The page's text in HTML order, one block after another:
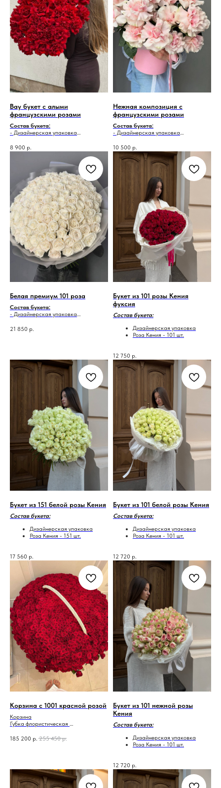
Вау букет с алыми
французскими розами
Состав букета:
- Дизайнерская упаковка
8 900 р.
Нежная композиция с
французскими розами
Состав букета:
- Дизайнерская упаковка
- Флористическая губка (оазис)
- Французская роза - 25 шт.
10 500 р.
Белая премиум 101 роза
Состав букета:
- Дизайнерская упаковка
21 850 р.
Букет из 101 розы Кения
фуксия
Состав букета:
Дизайнерская упаковка
Роза Кения - 101 шт.
12 750 р.
Букет из 151 белой розы Кения
Состав букета:
Дизайнерская упаковка
Роза Кения - 151 шт.
17 560 р.
Букет из 101 белой розы Кения
Состав букета:
Дизайнерская упаковка
Роза Кения - 101 шт.
12 720 р.
Корзина с 1001 красной розой
Корзина
Губка флористическая
185 200 р. 255 450 р.
Букет из 101 нежной розы
Кения
Состав букета:
Дизайнерская упаковка
Роза Кения - 101 шт.
12 720 р.